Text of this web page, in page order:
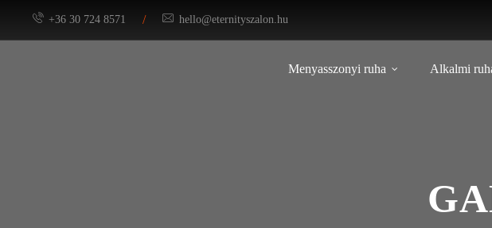
+36 30 724 8571 / hello@eternityszalon.hu
Menyasszonyi ruha Alkalmi